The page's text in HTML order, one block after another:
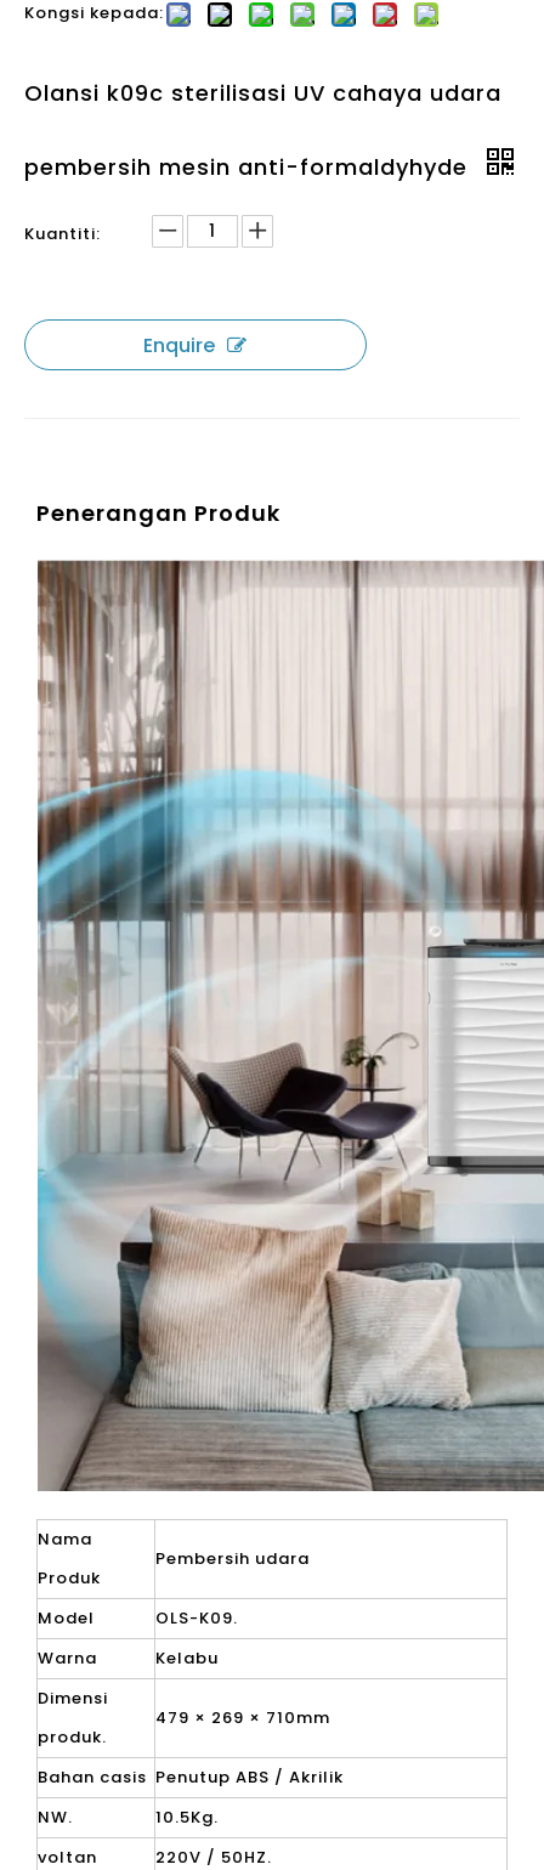
Kongsi kepada:
Olansi k09c sterilisasi UV cahaya udara
pembersih mesin anti-formaldyhyde
Kuantiti:
Enquire
Penerangan Produk
Nama
Produk
Pembersih udara
Model
OLS-K09.
Warna
Kelabu
Dimensi
produk.
479 × 269 × 710mm
Bahan casis Penutup ABS / Akrilik
NW.
10.5Kg.
voltan
220V / 50HZ.